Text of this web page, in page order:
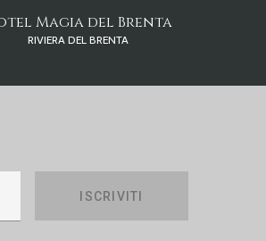
Magia del Brenta
RIVIERA DEL BRENTA
ISCRIVITI